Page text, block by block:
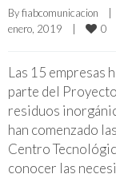
By fiabcomunicacion
enero, 2019
0
Las 15 empresas
parte del
residuos
han comenzado
Centro
conocer las